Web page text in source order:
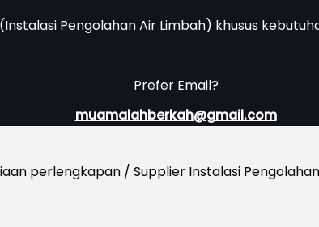
Pengolahan Air Limbah) khusus
Prefer Email?
muamalahberkah@gmail.com
perlengkapan / Supplier Instalasi Pengolahan